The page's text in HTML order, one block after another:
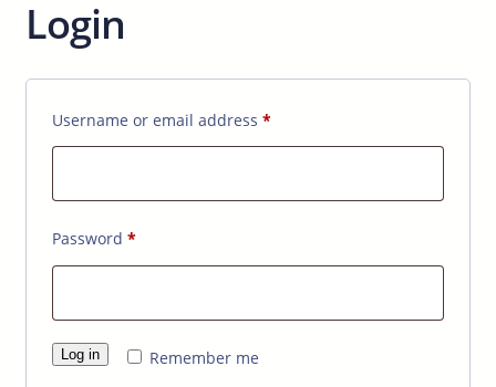
Login
Username or email address *Required
Password *Required
Remember me
Log in